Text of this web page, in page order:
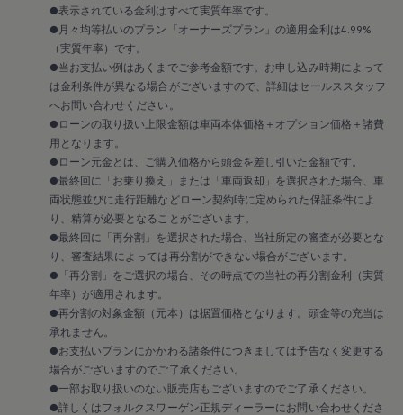
延長保証サービスガイド
9つの約束
スマート買取
キャンペーン/ファイナンスプログラム
フォルクスワーゲンについて
企業情報
会社概要
会社概要EN
採用情報
正規ディーラー地域別採用情報
倫理・リスク管理・コンプライアンス
プレスリリース
2025
2024
2023
2022
2021
2020
2019
2018
2016
2015
リコール関連情報
セーフティ マイスター
●表示されている金利はすべて実質年率です。
●月々均等払いのプラン「オーナーズプラン」の適用金利は4.99%
（実質年率）です。
●当お支払い例はあくまでご参考金額です。お申し込み時期によって
は金利条件が異なる場合がございますので、詳細はセールススタッフ
へお問い合わせください。
●ローンの取り扱い上限金額は車両本体価格＋オプション価格＋諸費
用となります。
●ローン元金とは、ご購入価格から頭金を差し引いた金額です。
●最終回に「お乗り換え」または「車両返却」を選択された場合、車
両状態並びに走行距離などローン契約時に定められた保証条件によ
り、精算が必要となることがございます。
●最終回に「再分割」を選択された場合、当社所定の審査が必要とな
り、審査結果によっては再分割ができない場合がございます。
●「再分割」をご選択の場合、その時点での当社の再分割金利（実質
年率）が適用されます。
●再分割の対象金額（元本）は据置価格となります。頭金等の充当は
承れません。
●お支払いプランにかかわる諸条件につきましては予告なく変更する
場合がございますのでご了承ください。
●一部お取り扱いのない販売店もございますのでご了承ください。
●詳しくはフォルクスワーゲン正規ディーラーにお問い合わせくださ